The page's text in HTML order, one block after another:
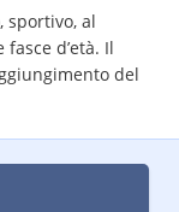
sportivo, al
d’età. Il
del